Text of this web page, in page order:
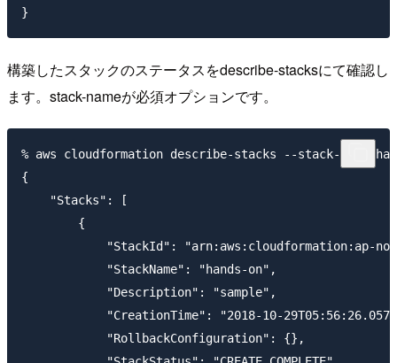
構築したスタックのステータスをdescribe-stacksにて確認し
ます。stack-nameが必須オプションです。
% aws cloudformation describe-stacks --stack-name
{
    "Stacks": [
        {
"StackId": "arn:aws:cloudformation:ap-
            "StackName": "hands-on",
            "Description": "sample",
"CreationTime": "2018-10-
            "RollbackConfiguration": {},